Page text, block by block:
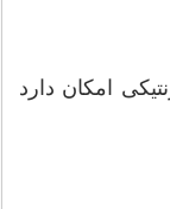
امکان دارد